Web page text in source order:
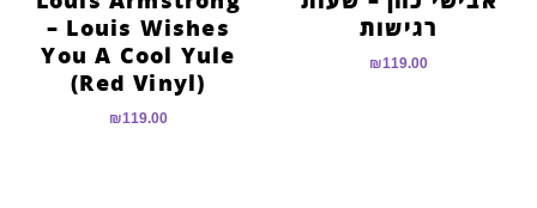
רגישות
₪119.00
– Louis Wishes
You A Cool Yule
(Red Vinyl)
₪119.00